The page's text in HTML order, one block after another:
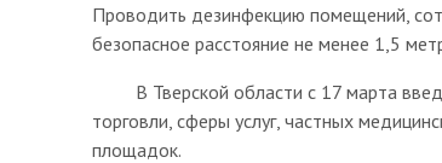
Проводить дезинфекцию помещений,
безопасное расстояние не менее 1,5
В Тверской области с 17 марта
торговли, сферы услуг, частных
площадок.